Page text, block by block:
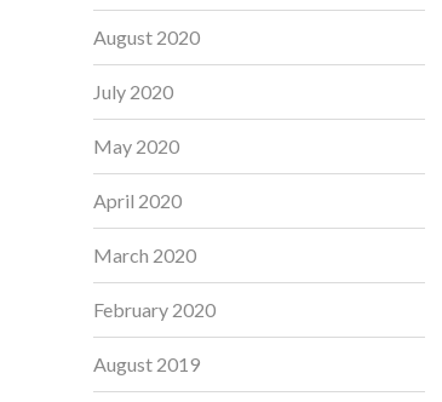
August 2020
July 2020
May 2020
April 2020
March 2020
February 2020
August 2019